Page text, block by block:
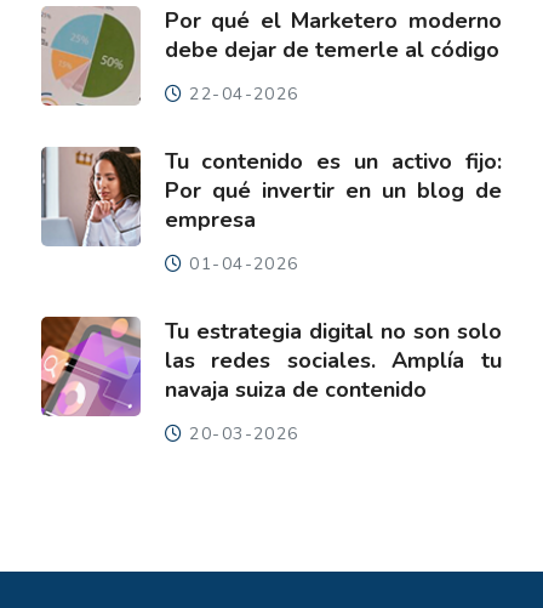
Por qué el Marketero moderno
debe dejar de temerle al código
22-04-2026
Tu contenido es un activo fijo:
Por qué invertir en un blog de
empresa
01-04-2026
Tu estrategia digital no son solo
las redes sociales. Amplía tu
navaja suiza de contenido
20-03-2026